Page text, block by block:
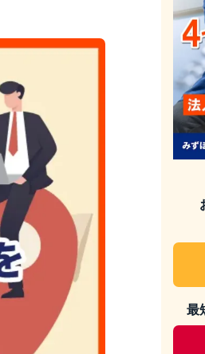
最